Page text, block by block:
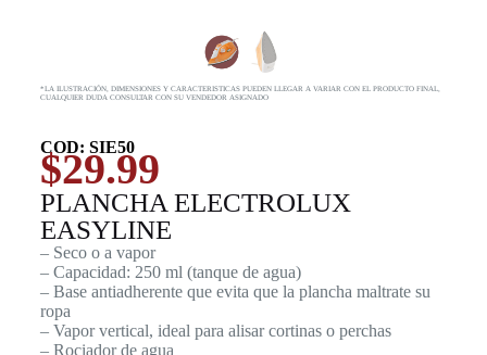
*LA ILUSTRACIÓN, DIMENSIONES Y CARACTERISTICAS PUEDEN LLEGAR A VARIAR CON EL PRODUCTO FINAL,
CUALQUIER DUDA CONSULTAR CON SU VENDEDOR ASIGNADO
COD: SIE50
$29.99
PLANCHA ELECTROLUX
EASYLINE
– Seco o a vapor
– Capacidad: 250 ml (tanque de agua)
– Base antiadherente que evita que la plancha maltrate su
ropa
– Vapor vertical, ideal para alisar cortinas o perchas
– Rociador de agua